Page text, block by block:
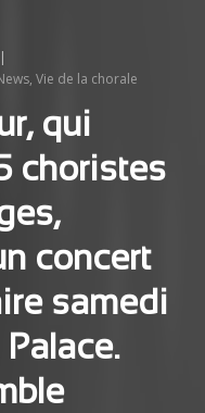
|
, Vie de la chorale
qui
choristes
concert
samedi
Palace.